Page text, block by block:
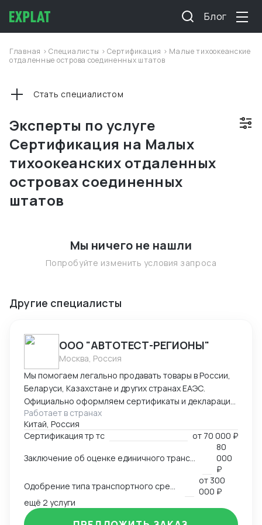
Блог
Главная >Специалисты >Сертификация > Малые тихоокеанские
отдаленные острова соединенных штатов
Эксперты по услуге
Сертификация на Малых
тихоокеанских отдаленных
островах соединенных
штатов
Стать специалистом
Мы ничего не нашли
Попробуйте изменить условия запроса
Другие специалисты
ООО "АВТОТЕСТ-РЕГИОНЫ"
Москва, Россия
Мы помогаем легально продавать товары в России,
Беларуси, Казахстане и других странах ЕАЭС.
Официально оформляем сертификаты и декларации
соответствия ТР ТС. — обязательные документы для
использования продукции на рыноке. Так же
работаем по ОТТС, ОТШ, СБКТС, ЗОЕТС, ЭПСМ
Основная услуга: Оценка соответствия продукции
требованиям технического регламента
проводим испытания в аккредитованных
лабораториях и выдаем готовый,
зарегистрированный в Россакредитации (ФСА)
Работает в странах
Китай, Россия
Сертификация тр тс
от 70 000 ₽
Заключение об оценке единичного транспортного средства (ЗОЕТС)
80
000
₽
от 300
000 ₽
ещё 2 услуги